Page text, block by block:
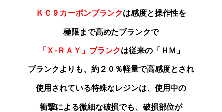
ＫＣ９カーボンブランクは感度と操作性を
極限まで高めたブランクで
「Ｘ‐ＲＡＹ」ブランクは従来の「ＨＭ」
ブランクよりも、約２０％軽量で高感度とされ
使用されている特殊なレジンは、使用中の
衝撃による微細な破損でも、破損部位が